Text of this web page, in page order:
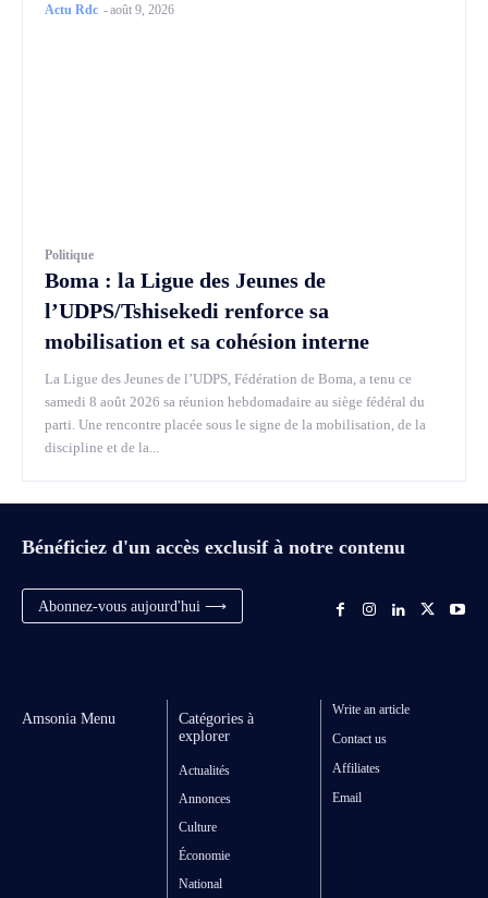
Actu Rdc -août 9, 2026
Politique
Boma : la Ligue des Jeunes de
l’UDPS/Tshisekedi renforce sa
mobilisation et sa cohésion interne
La Ligue des Jeunes de l’UDPS, Fédération de Boma, a tenu ce
samedi 8 août 2026 sa réunion hebdomadaire au siège fédéral du
parti. Une rencontre placée sous le signe de la mobilisation, de la
discipline et de la...
Bénéficiez d'un accès exclusif à notre contenu
Abonnez-vous aujourd'hui ⟶
Amsonia Menu
Catégories à
explorer
Actualités
Annonces
Culture
Économie
National
Write an article
Contact us
Affiliates
Email